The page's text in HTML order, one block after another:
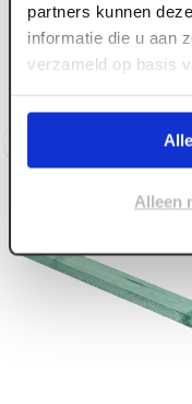
partners kunnen
informatie die u aan
verzameld op basis
Alleen
ART000028
22 x 150 mm Vuren
FSC